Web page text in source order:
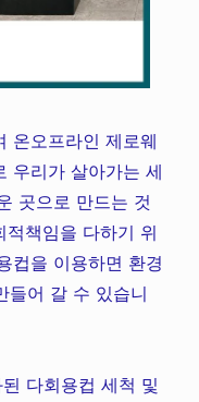
온오프라인 제로웨
우리가 살아가는 세
곳으로 만드는 것
적책임을 다하기 위
컵을 이용하면 환경
들어 갈 수 있습니
다회용컵 세척 및